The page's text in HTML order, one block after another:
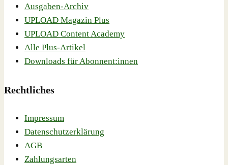
Ausgaben-Archiv
UPLOAD Magazin Plus
UPLOAD Content Academy
Alle Plus-Artikel
Downloads für Abonnent:innen
Rechtliches
Impressum
Datenschutzerklärung
AGB
Zahlungsarten